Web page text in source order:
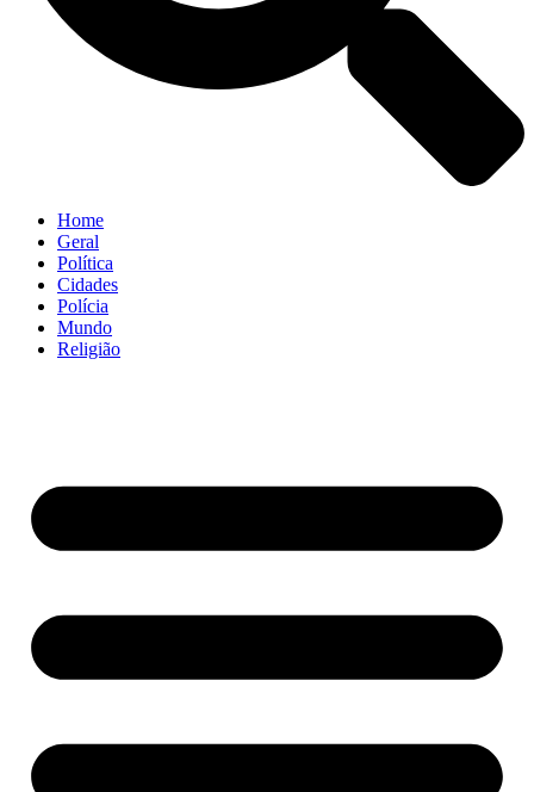
Home
Geral
Política
Cidades
Polícia
Mundo
Religião